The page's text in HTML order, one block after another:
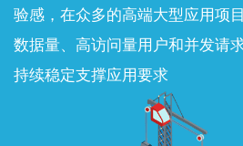
验感，在众多的高端大型应用项
数据量、高访问量用户和并发请
持续稳定支撑应用要求